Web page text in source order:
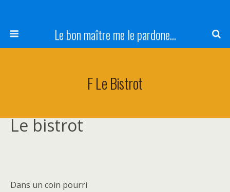
Le bon maître me le pardone...
F Le Bistrot
Le bistrot
Dans un coin pourri